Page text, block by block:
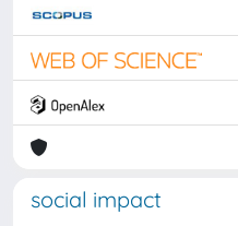
social impact